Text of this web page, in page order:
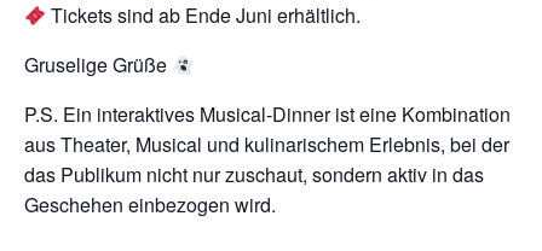
Tickets sind ab Ende Juni erhältlich.
Gruselige Grüße
P.S. Ein interaktives Musical-Dinner ist eine Kombination
aus Theater, Musical und kulinarischem Erlebnis, bei der
das Publikum nicht nur zuschaut, sondern aktiv in das
Geschehen einbezogen wird.